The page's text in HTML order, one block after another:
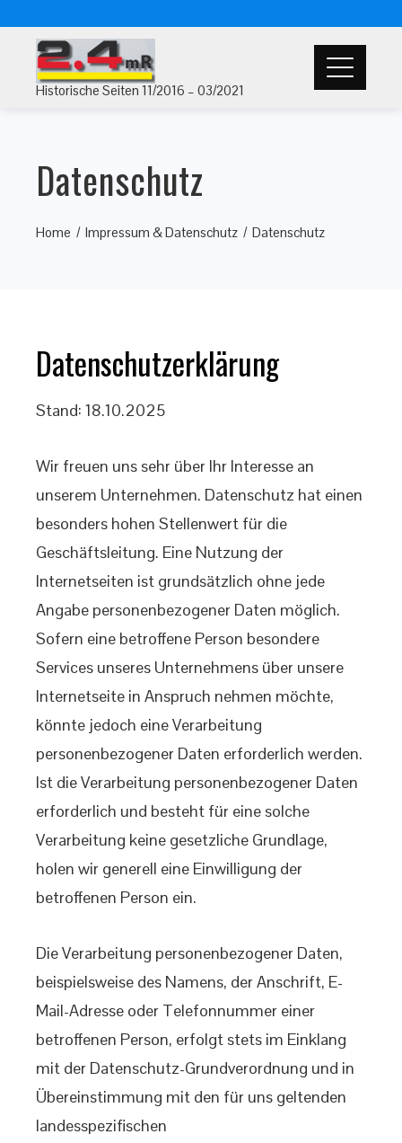
Historische Seiten 11/2016 – 03/2021
Datenschutz
Home Impressum & Datenschutz Datenschutz
Datenschutzerklärung
Stand: 18.10.2025
Wir freuen uns sehr über Ihr Interesse an
unserem Unternehmen. Datenschutz hat einen
besonders hohen Stellenwert für die
Geschäftsleitung. Eine Nutzung der
Internetseiten ist grundsätzlich ohne jede
Angabe personenbezogener Daten möglich.
Sofern eine betroffene Person besondere
Services unseres Unternehmens über unsere
Internetseite in Anspruch nehmen möchte,
könnte jedoch eine Verarbeitung
personenbezogener Daten erforderlich werden.
Ist die Verarbeitung personenbezogener Daten
erforderlich und besteht für eine solche
Verarbeitung keine gesetzliche Grundlage,
holen wir generell eine Einwilligung der
betroffenen Person ein.
Die Verarbeitung personenbezogener Daten,
beispielsweise des Namens, der Anschrift, E-
Mail-Adresse oder Telefonnummer einer
betroffenen Person, erfolgt stets im Einklang
mit der Datenschutz-Grundverordnung und in
Übereinstimmung mit den für uns geltenden
landesspezifischen